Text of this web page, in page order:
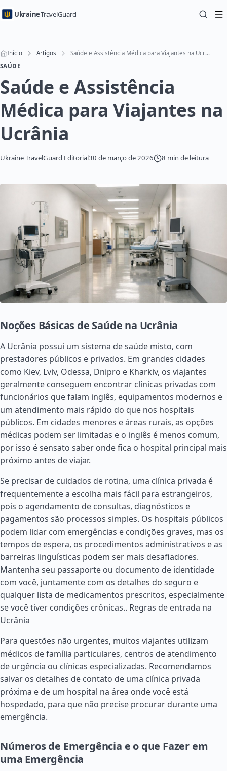
UkraineTravelGuard
Início Artigos
Saúde e Assistência Médica para Viajantes na Ucrânia
SAÚDE
Saúde e Assistência
Médica para Viajantes na
Ucrânia
Ukraine TravelGuard Editorial30 de março de 2026 8 min de leitura
Noções Básicas de Saúde na Ucrânia
A Ucrânia possui um sistema de saúde misto, com
prestadores públicos e privados. Em grandes cidades
como Kiev, Lviv, Odessa, Dnipro e Kharkiv, os viajantes
geralmente conseguem encontrar clínicas privadas com
funcionários que falam inglês, equipamentos modernos e
um atendimento mais rápido do que nos hospitais
públicos. Em cidades menores e áreas rurais, as opções
médicas podem ser limitadas e o inglês é menos comum,
por isso é sensato saber onde fica o hospital principal mais
próximo antes de viajar.
Se precisar de cuidados de rotina, uma clínica privada é
frequentemente a escolha mais fácil para estrangeiros,
pois o agendamento de consultas, diagnósticos e
pagamentos são processos simples. Os hospitais públicos
podem lidar com emergências e condições graves, mas os
tempos de espera, os procedimentos administrativos e as
barreiras linguísticas podem ser mais desafiadores.
Mantenha seu passaporte ou documento de identidade
com você, juntamente com os detalhes do seguro e
qualquer lista de medicamentos prescritos, especialmente
se você tiver condições crônicas.. Regras de entrada na
Ucrânia
Para questões não urgentes, muitos viajantes utilizam
médicos de família particulares, centros de atendimento
de urgência ou clínicas especializadas. Recomendamos
salvar os detalhes de contato de uma clínica privada
próxima e de um hospital na área onde você está
hospedado, para que não precise procurar durante uma
emergência.
Números de Emergência e o que Fazer em
uma Emergência